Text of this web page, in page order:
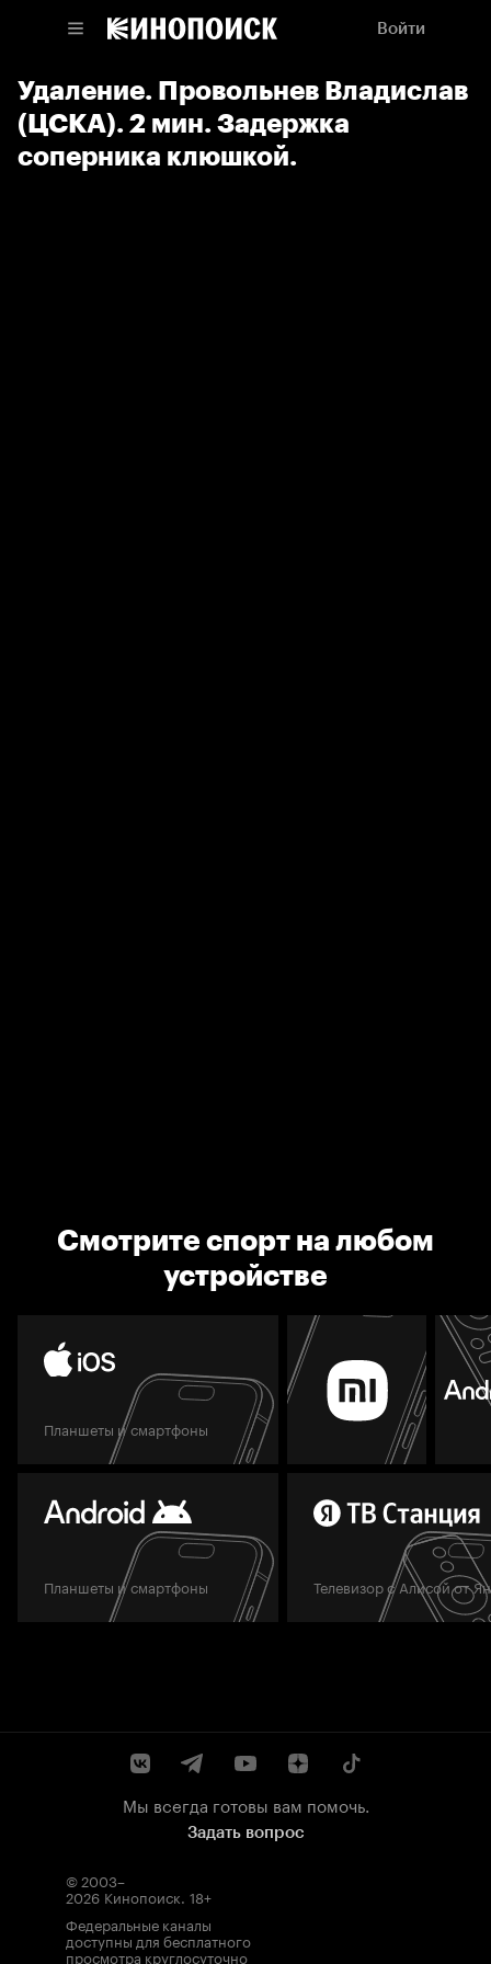
Войти
Удаление. Провольнев Владислав
(ЦСКА). 2 мин. Задержка
соперника клюшкой.
Смотрите спорт на любом
устройстве
Планшеты и смартфоны
Планшеты и смартфоны Телевизор с Алисой от
Мы всегда готовы вам помочь.
Задать вопрос
© 2003–
2026 Кинопоиск. 18+
Федеральные каналы
доступны для бесплатного
просмотра круглосуточно